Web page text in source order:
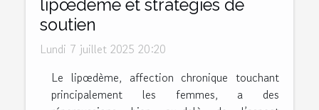
lipœdème et stratégies de
soutien
Lundi 7 juillet 2025 20:20
Le lipœdème, affection chronique touchant
principalement les femmes, a des